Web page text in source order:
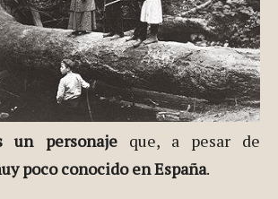
un personajeque, a pesar de
poco conocido en España.